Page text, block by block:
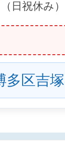
（日祝休み）
多区吉